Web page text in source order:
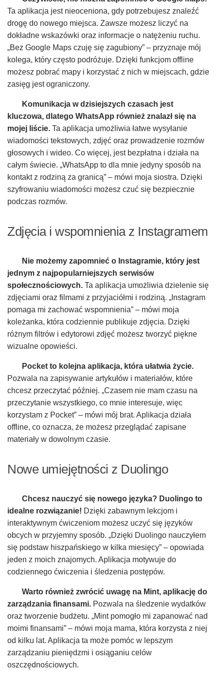
Ta aplikacja jest nieoceniona, gdy potrzebujesz znaleźć
drogę do nowego miejsca. Zawsze możesz liczyć na
dokładne wskazówki oraz informacje o natężeniu ruchu.
„Bez Google Maps czuję się zagubiony” – przyznaje mój
kolega, który często podróżuje. Dzięki funkcjom offline
możesz pobrać mapy i korzystać z nich w miejscach, gdzie
zasięg jest ograniczony.
Komunikacja w dzisiejszych czasach jest
kluczowa, dlatego WhatsApp również znalazł się na
mojej liście. Ta aplikacja umożliwia łatwe wysyłanie
wiadomości tekstowych, zdjęć oraz prowadzenie rozmów
głosowych i wideo. Co więcej, jest bezpłatna i działa na
całym świecie. „WhatsApp to dla mnie jedyny sposób na
kontakt z rodziną za granicą” – mówi moja siostra. Dzięki
szyfrowaniu wiadomości możesz czuć się bezpiecznie
podczas rozmów.
Zdjęcia i wspomnienia z Instagramem
Nie możemy zapomnieć o Instagramie, który jest
jednym z najpopularniejszych serwisów
społecznościowych. Ta aplikacja umożliwia dzielenie się
zdjęciami oraz filmami z przyjaciółmi i rodziną. „Instagram
pomaga mi zachować wspomnienia” – mówi moja
koleżanka, która codziennie publikuje zdjęcia. Dzięki
różnym filtrów i edytorowi zdjęć możesz tworzyć piękne
wizualne opowieści.
Pocket to kolejna aplikacja, która ułatwia życie.
Pozwala na zapisywanie artykułów i materiałów, które
chcesz przeczytać później. „Czasem nie mam czasu na
przeczytanie wszystkiego, co mnie interesuje, więc
korzystam z Pocket” – mówi mój brat. Aplikacja działa
offline, co oznacza, że możesz przeglądać zapisane
materiały w dowolnym czasie.
Nowe umiejętności z Duolingo
Chcesz nauczyć się nowego języka? Duolingo to
idealne rozwiązanie! Dzięki zabawnym lekcjom i
interaktywnym ćwiczeniom możesz uczyć się języków
obcych w przyjemny sposób. „Dzięki Duolingo nauczyłem
się podstaw hiszpańskiego w kilka miesięcy” – opowiada
jeden z moich znajomych. Aplikacja motywuje do
codziennego ćwiczenia i śledzenia postępów.
Warto również zwrócić uwagę na Mint, aplikację do
zarządzania finansami. Pozwala na śledzenie wydatków
oraz tworzenie budżetu. „Mint pomogło mi zapanować nad
moimi finansami” – mówi moja mama, która korzysta z niej
od kilku lat. Aplikacja ta może pomóc w lepszym
zarządzaniu pieniędzmi i osiąganiu celów
oszczędnościowych.